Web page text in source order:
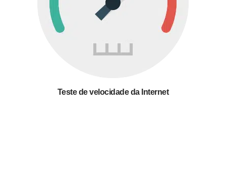
Teste de velocidade da Internet